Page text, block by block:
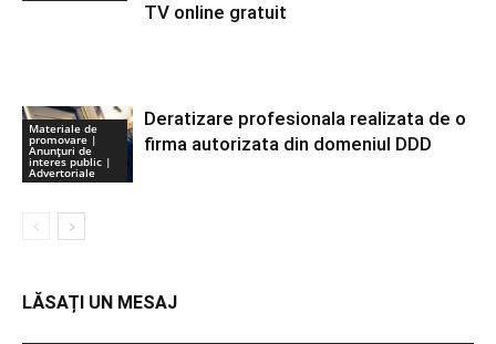
TV online gratuit
Materiale de
promovare |
Anunţuri de
interes public |
Advertoriale
Deratizare profesionala realizata de o
firma autorizata din domeniul DDD
LĂSAȚI UN MESAJ